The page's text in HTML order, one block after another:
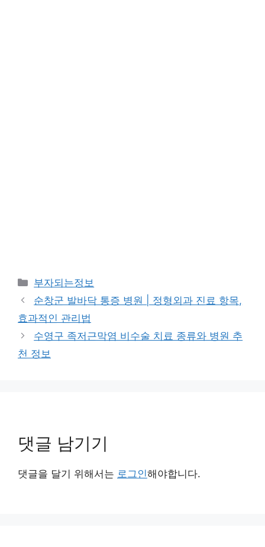
카
테
리
부자되는정보
순창군 발바닥 통증 병원 | 정형외과 진료 항목,
효과적인 관리법
수영구 족저근막염 비수술 치료 종류와 병원 추
천 정보
댓글 남기기
댓글을 달기 위해서는 로그인해야합니다.